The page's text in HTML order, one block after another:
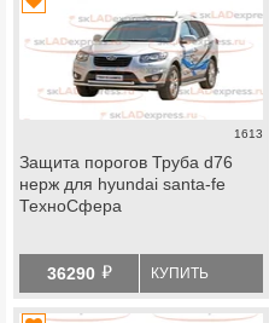
1613
Защита порогов Труба d76
нерж для hyundai santa-fe
ТехноСфера
36290 й КУПИТЬ